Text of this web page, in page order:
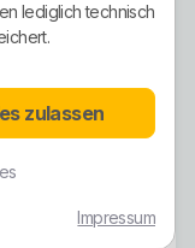
lediglich technisch
zulassen
Impressum